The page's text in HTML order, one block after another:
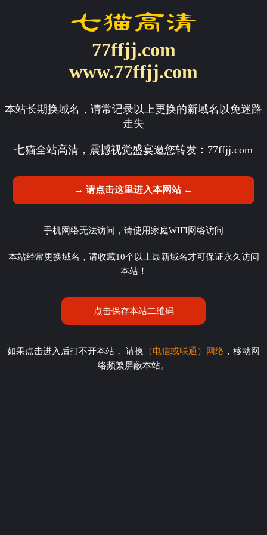
77ffjj.com
www.77ffjj.com
本站长期换域名，请常记录以上更换的新域名以免迷路
走失
七猫全站高清，震撼视觉盛宴邀您转发： 77ffjj.com
→ 请点击这里进入本网站 ←
手机网络无法访问，请使用家庭WIFI网络访问
本站经常更换域名，请收藏10个以上最新域名才可保证永久访问
本站！
点击保存本站二维码
如果点击进入后打不开本站， 请换 （电信或联通）网络 ，移动网
络频繁屏蔽本站。